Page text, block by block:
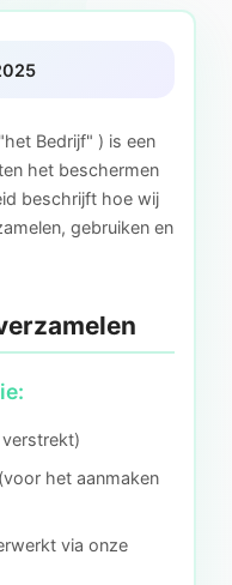
Bedrijf" ) is een
het beschermen
beschrijft hoe wij
gebruiken en
het aanmaken
via onze